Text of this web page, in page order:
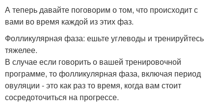
А теперь давайте поговорим о том, что происходит с
вами во время каждой из этих фаз.
Фолликулярная фаза: ешьте углеводы и тренируйтесь
тяжелее.
В случае если говорить о вашей тренировочной
программе, то фолликулярная фаза, включая период
овуляции - это как раз то время, когда вам стоит
сосредоточиться на прогрессе.